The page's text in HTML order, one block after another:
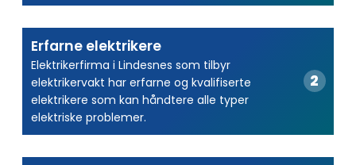
Erfarne elektrikere
Elektrikerfirma i Lindesnes som tilbyr
elektrikervakt har erfarne og kvalifiserte
elektrikere som kan håndtere alle typer
elektriske problemer.